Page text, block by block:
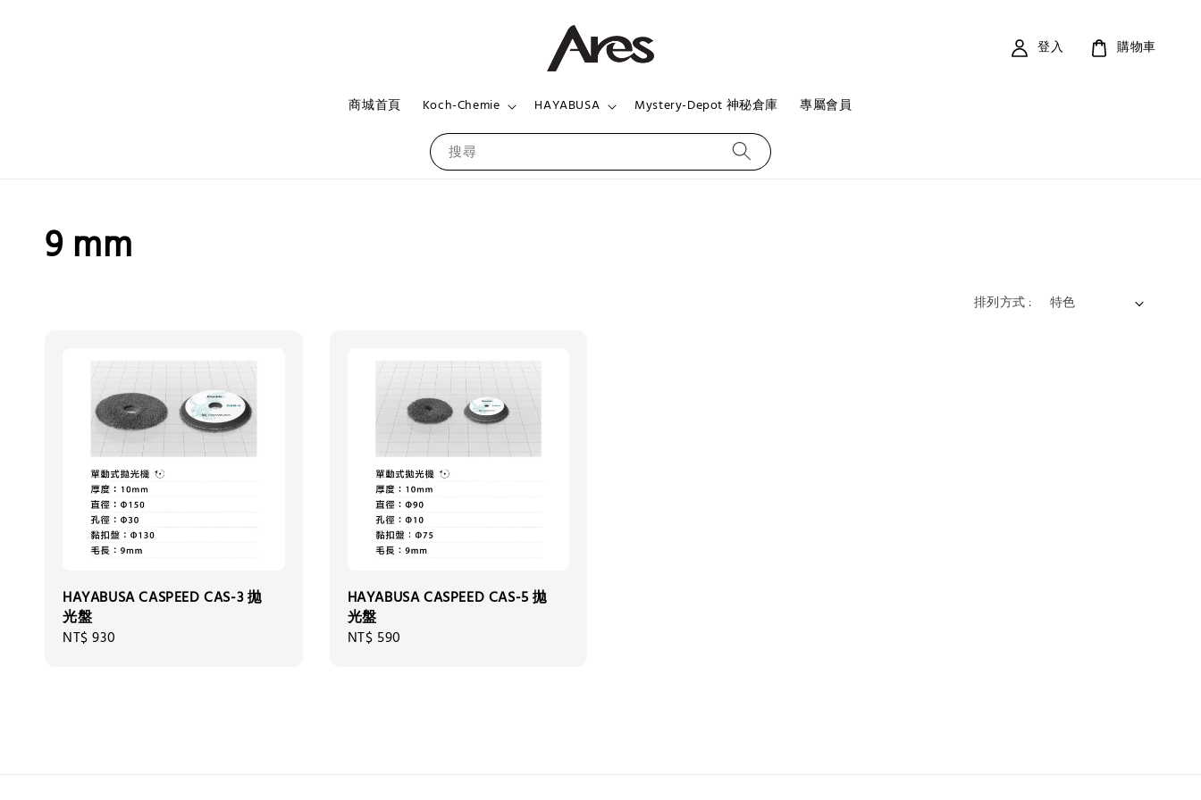
搜尋
商城首頁 Koch-Chemie HAYABUSA Mystery-Depot 神秘倉庫 專屬會員
登入 購物車
9 mm
排列方式 :
HAYABUSA CASPEED CAS-3 拋
光盤
Regular
NT$ 930
HAYABUSA CASPEED CAS-5 拋
光盤
Regular
NT$ 590